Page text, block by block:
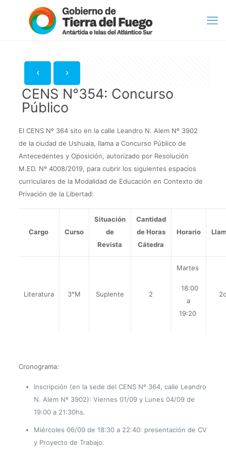
CENS N°354: Concurso
Público
El CENS Nº 364 sito en la calle Leandro N. Alem Nº 3902
de la ciudad de Ushuaia, llama a Concurso Público de
Antecedentes y Oposición, autorizado por Resolución
M.ED. Nº 4008/2019, para cubrir los siguientes espacios
curriculares de la Modalidad de Educación en Contexto de
Privación de la Libertad:
Cargo Curso
Situación
de
Revista
Cantidad
de Horas
Cátedra
Horario
Literatura 3°M Suplente 2
Martes
18:00
a
19:20
Cronograma:
Inscripción (en la sede del CENS Nº 364, calle Leandro
N. Alem Nº 3902): Viernes 01/09 y Lunes 04/09 de
19:00 a 21:30hs.
Miércoles 06/09 de 18:30 a 22:40: presentación de CV
y Proyecto de Trabajo.